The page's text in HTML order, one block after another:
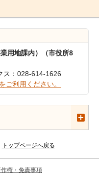
用地課内）（市役所8
：028-614-1626
ご利用ください。
トップページへ戻る
権・免責事項